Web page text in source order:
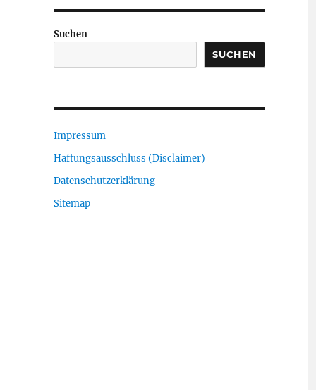
Suchen
SUCHEN
Impressum
Haftungsausschluss (Disclaimer)
Datenschutzerklärung
Sitemap